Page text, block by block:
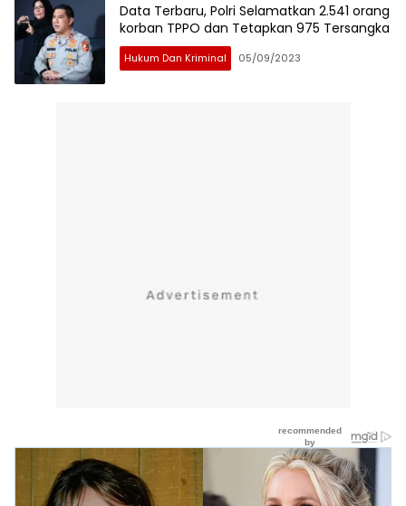
Data Terbaru, Polri Selamatkan 2.541 orang
korban TPPO dan Tetapkan 975 Tersangka
Hukum Dan Kriminal 05/09/2023